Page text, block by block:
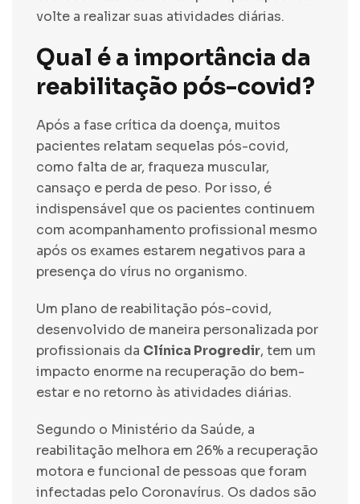
volte a realizar suas atividades diárias.
Qual é a importância da
reabilitação pós-covid?
Após a fase crítica da doença, muitos
pacientes relatam sequelas pós-covid,
como falta de ar, fraqueza muscular,
cansaço e perda de peso. Por isso, é
indispensável que os pacientes continuem
com acompanhamento profissional mesmo
após os exames estarem negativos para a
presença do vírus no organismo.
Um plano de reabilitação pós-covid,
desenvolvido de maneira personalizada por
profissionais da Clínica Progredir, tem um
impacto enorme na recuperação do bem-
estar e no retorno às atividades diárias.
Segundo o Ministério da Saúde, a
reabilitação melhora em 26% a recuperação
motora e funcional de pessoas que foram
infectadas pelo Coronavírus. Os dados são